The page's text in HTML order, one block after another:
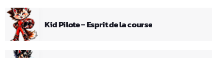
Kid Pilote – Esprit de la course